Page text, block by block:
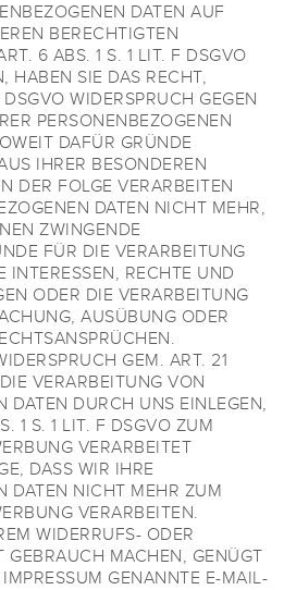
DATEN AUF
BERECHTIGTEN
6 ABS. 1 S. 1 LIT. F DSGVO
HABEN SIE DAS RECHT,
WIDERSPRUCH GEGEN
PERSONENBEZOGENEN
DAFÜR GRÜNDE
IHRER BESONDEREN
DER FOLGE VERARBEITEN
DATEN NICHT MEHR,
ZWINGENDE
FÜR DIE VERARBEITUNG
INTERESSEN, RECHTE UND
ODER DIE VERARBEITUNG
AUSÜBUNG ODER
GEM. ART. 21
VERARBEITUNG VON
DATEN DURCH UNS EINLEGEN,
1 S. 1 LIT. F DSGVO ZUM
VERARBEITET
DASS WIR IHRE
DATEN NICHT MEHR ZUM
VERARBEITEN.
WIDERRUFS- ODER
GEBRAUCH MACHEN, GENÜGT
GENANNTE E-MAIL-